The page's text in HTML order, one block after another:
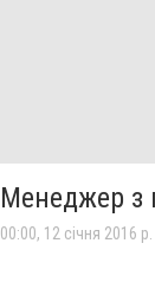
Менеджер з
00:00, 12 січня 2016 р.